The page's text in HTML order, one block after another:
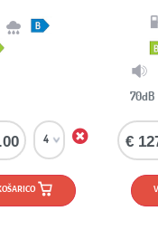
€ 127.90
V KOŠARICO